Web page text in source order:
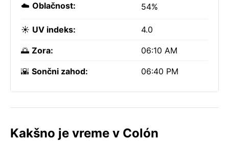
☁️ Oblačnost: 54%
☀️ UV indeks: 4.0
🌅 Zora: 06:10 AM
🌇 Sončni zahod: 06:40 PM
Kakšno je vreme v Colón